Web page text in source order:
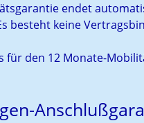
endet
besteht keine
für den 12 Monate-